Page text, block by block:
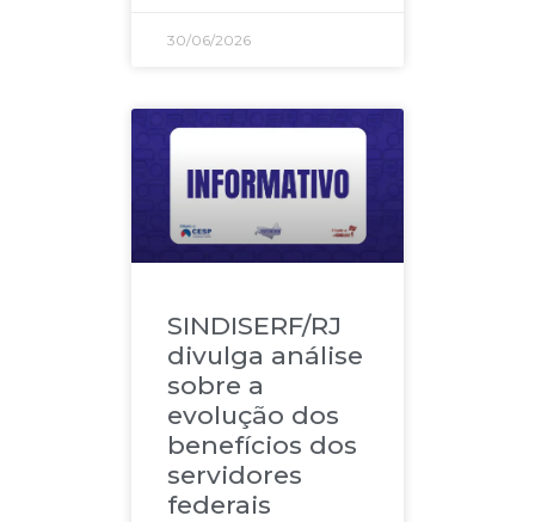
30/06/2026
SINDISERF/RJ
divulga análise
sobre a
evolução dos
benefícios dos
servidores
federais